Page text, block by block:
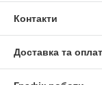
Контакти
Доставка та